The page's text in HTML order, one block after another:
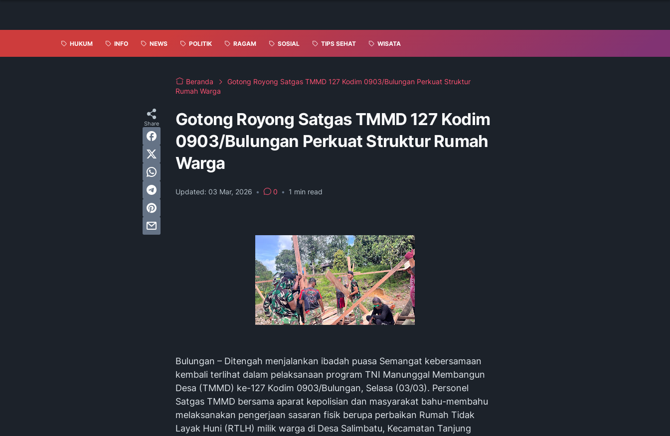
HUKUM INFO NEWS POLITIK RAGAM SOSIAL TIPS SEHAT WISATA
Beranda
Gotong Royong Satgas TMMD 127 Kodim 0903/Bulungan Perkuat Struktur
Rumah Warga
Gotong Royong Satgas TMMD 127 Kodim
0903/Bulungan Perkuat Struktur Rumah
Warga
Updated: 03 Mar, 2026 • 0 • 1 min read
Bulungan – Ditengah menjalankan ibadah puasa Semangat kebersamaan
kembali terlihat dalam pelaksanaan program TNI Manunggal Membangun
Desa (TMMD) ke-127 Kodim 0903/Bulungan, Selasa (03/03). Personel
Satgas TMMD bersama aparat kepolisian dan masyarakat bahu-membahu
melaksanakan pengerjaan sasaran fisik berupa perbaikan Rumah Tidak
Layak Huni (RTLH) milik warga di Desa Salimbatu, Kecamatan Tanjung